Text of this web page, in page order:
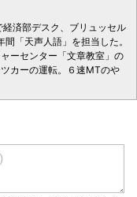
済部デスク、ブリュッセル
「天声人語」を担当した。
ーセンター「文章教室」の
カーの運転。６速MTのや